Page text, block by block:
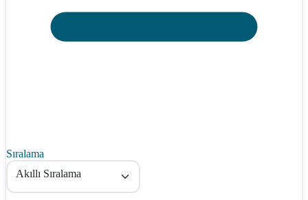
Sıralama
Akıllı Sıralama